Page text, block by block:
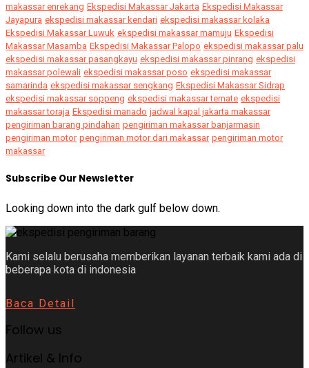
makassar enrekang Ekspedisi Makassar Jakarta Ekspedisi Makassar
Jayapura ekspedisi makassar kendari ekspedisi makassar kolaka
Ekspedisi Makassar Luwuk ekspedisi makassar mamuju Ekspedisi
Makassar Masamba Ekspedisi Makassar Palopo ekspedisi makassar palu
ekspedisi makassar pasangkayu ekspedisi makassar pinrang ekspedisi
makassar polewali ekspedisi makassar poso ekspedisi makassar
samarinda ekspedisi makassar sengkang Ekspedisi Makassar Sidrap
ekspedisi makassar soppeng ekspedisi makassar ternate ekspedisi
makassar toraja Ekspedisi manado jadwal kapal jakarta makassar
pengiriman barang pindahan pengiriman makassar banjarmasin
pengiriman motor pengiriman motor dari makassar pengiriman motor
makassar
Subscribe Our Newsletter
Looking down into the dark gulf below down.
Kami selalu berusaha memberikan layanan terbaik kami ada di
beberapa kota di indonesia
Baca Detail
Follow us
Artikel & Info